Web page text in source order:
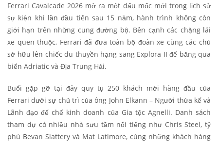
Ferrari Cavalcade 2026 mở ra một dấu mốc mới trong lịch sử
sự kiện khi lần đầu tiên sau 15 năm, hành trình không còn
giới hạn trên những cung đường bộ. Bên cạnh các chặng lái
xe quen thuộc, Ferrari đã đưa toàn bộ đoàn xe cùng các chủ
sở hữu lên chiếc du thuyền hạng sang Explora II để băng qua
biển Adriatic và Địa Trung Hải.
Buổi gặp gỡ tại đây quy tụ 250 khách mời hàng đầu của
Ferrari dưới sự chủ trì của ông John Elkann – Người thừa kế và
Lãnh đạo đế chế kinh doanh của Gia tộc Agnelli. Danh sách
tham dự có nhiều nhà sưu tầm nổi tiếng như Chris Steel, tỷ
phú Bevan Slattery và Mat Latimore, cùng những khách hàng